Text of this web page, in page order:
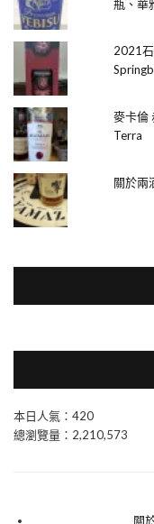
瓶、華
2021
麥卡倫
Terra
關於兩
本日人氣：420
總瀏覽量：2,210,573
關